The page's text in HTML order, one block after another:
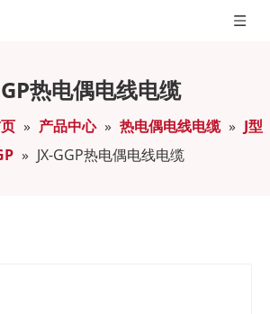
热电偶电线电缆
» 产品中心 » 热电偶电线电缆 » J型
» JX-GGP热电偶电线电缆